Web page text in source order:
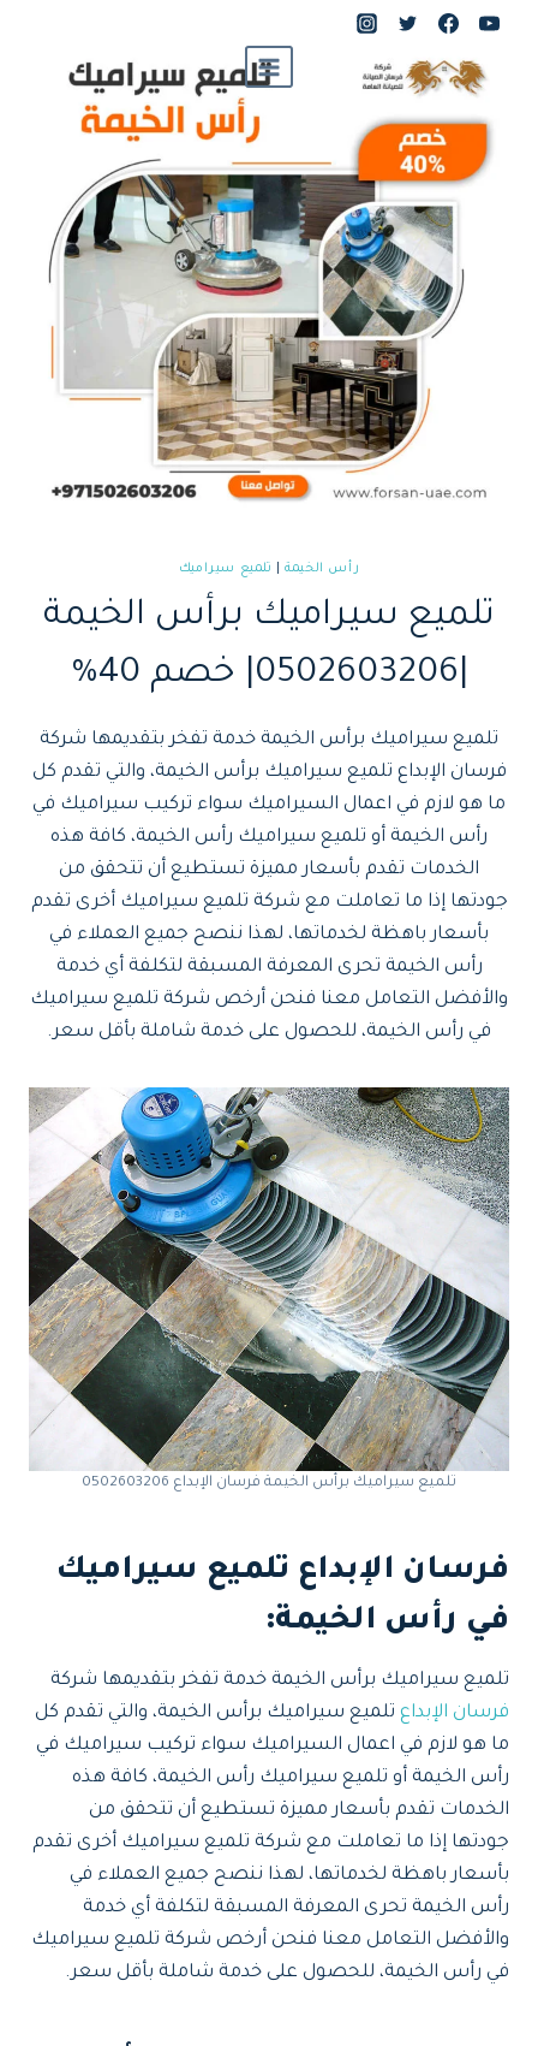
التجاوز
المحتوى
رأس الخيمة| تلميع سيراميك
تلميع سيراميك برأس الخيمة
تلميع سيراميك برأس الخيمة خدمة تفخر بتقديمها شركة
فرسان الإبداع تلميع سيراميك برأس الخيمة، والتي تقدم كل
ما هو لازم في اعمال السيراميك سواء تركيب سيراميك في
رأس الخيمة أو تلميع سيراميك رأس الخيمة، كافة هذه
الخدمات تقدم بأسعار مميزة تستطيع أن تتحقق من
جودتها إذا ما تعاملت مع شركة تلميع سيراميك أخرى تقدم
بأسعار باهظة لخدماتها، لهذا ننصح جميع العملاء في
رأس الخيمة تحرى المعرفة المسبقة لتكلفة أي خدمة
والأفضل التعامل معنا فنحن أرخص شركة تلميع سيراميك
في رأس الخيمة، للحصول على خدمة شاملة بأقل سعر.
تلميع سيراميك برأس الخيمة فرسان الإبداع 0502603206
فرسان الإبداع تلميع سيراميك
في رأس الخيمة:
تلميع سيراميك برأس الخيمة خدمة تفخر بتقديمها شركة
فرسان الإبداع تلميع سيراميك برأس الخيمة، والتي تقدم كل
ما هو لازم في اعمال السيراميك سواء تركيب سيراميك في
رأس الخيمة أو تلميع سيراميك رأس الخيمة، كافة هذه
الخدمات تقدم بأسعار مميزة تستطيع أن تتحقق من
جودتها إذا ما تعاملت مع شركة تلميع سيراميك أخرى تقدم
بأسعار باهظة لخدماتها، لهذا ننصح جميع العملاء في
رأس الخيمة تحرى المعرفة المسبقة لتكلفة أي خدمة
والأفضل التعامل معنا فنحن أرخص شركة تلميع سيراميك
في رأس الخيمة، للحصول على خدمة شاملة بأقل سعر.